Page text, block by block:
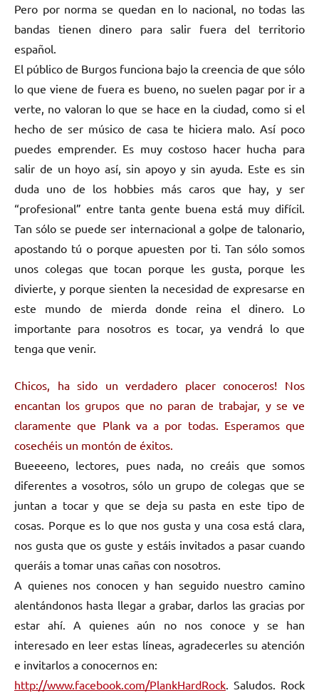
Pero por norma se quedan en lo nacional, no todas las
bandas tienen dinero para salir fuera del territorio
español.
El público de Burgos funciona bajo la creencia de que sólo
lo que viene de fuera es bueno, no suelen pagar por ir a
verte, no valoran lo que se hace en la ciudad, como si el
hecho de ser músico de casa te hiciera malo. Así poco
puedes emprender. Es muy costoso hacer hucha para
salir de un hoyo así, sin apoyo y sin ayuda. Este es sin
duda uno de los hobbies más caros que hay, y ser
“profesional” entre tanta gente buena está muy difícil.
Tan sólo se puede ser internacional a golpe de talonario,
apostando tú o porque apuesten por ti. Tan sólo somos
unos colegas que tocan porque les gusta, porque les
divierte, y porque sienten la necesidad de expresarse en
este mundo de mierda donde reina el dinero. Lo
importante para nosotros es tocar, ya vendrá lo que
tenga que venir.
Chicos, ha sido un verdadero placer conoceros! Nos
encantan los grupos que no paran de trabajar, y se ve
claramente que Plank va a por todas. Esperamos que
cosechéis un montón de éxitos.
Bueeeeno, lectores, pues nada, no creáis que somos
diferentes a vosotros, sólo un grupo de colegas que se
juntan a tocar y que se deja su pasta en este tipo de
cosas. Porque es lo que nos gusta y una cosa está clara,
nos gusta que os guste y estáis invitados a pasar cuando
queráis a tomar unas cañas con nosotros.
A quienes nos conocen y han seguido nuestro camino
alentándonos hasta llegar a grabar, darlos las gracias por
estar ahí. A quienes aún no nos conoce y se han
interesado en leer estas líneas, agradecerles su atención
e invitarlos a conocernos en:
http://www.facebook.com/PlankHardRock . Saludos. Rock